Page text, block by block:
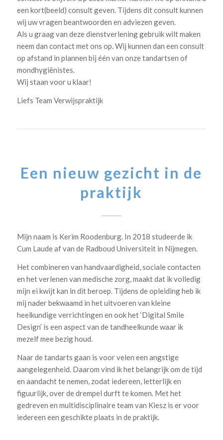
een kort(beeld) consult geven. Tijdens dit consult kunnen
wij uw vragen beantwoorden en adviezen geven.
Als u graag van deze dienstverlening gebruik wilt maken
neem dan contact met ons op. Wij kunnen dan een consult
op afstand in plannen bij één van onze tandartsen of
mondhygiënistes.
Wij staan voor u klaar!
Liefs Team Verwijspraktijk
Een nieuw gezicht in de
praktijk
Mijn naam is Kerim Roodenburg. In 2018 studeerde ik
Cum Laude af van de Radboud Universiteit in Nijmegen.
Het combineren van handvaardigheid, sociale contacten
en het verlenen van medische zorg, maakt dat ik volledig
mijn ei kwijt kan in dit beroep. Tijdens de opleiding heb ik
mij nader bekwaamd in het uitvoeren van kleine
heelkundige verrichtingen en ook het ‘Digital Smile
Design’ is een aspect van de tandheelkunde waar ik
mezelf mee bezig houd.
Naar de tandarts gaan is voor velen een angstige
aangelegenheid. Daarom vind ik het belangrijk om de tijd
en aandacht te nemen, zodat iedereen, letterlijk en
figuurlijk, over de drempel durft te komen. Met het
gedreven en multidisciplinaire team van Kiesz is er voor
iedereen een geschikte plaats in de praktijk.